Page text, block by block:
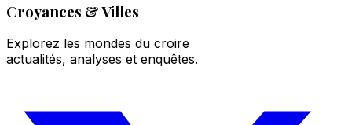
Croyances & Villes
Explorez les mondes du croire
actualités, analyses et enquêtes.